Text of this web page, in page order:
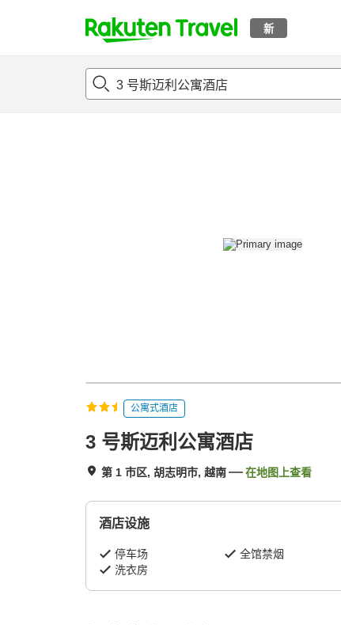
新
t
p
概况 客房及住宿套餐评论设施
公寓式酒店
3 号斯迈利公寓酒店
第 1 市区, 胡志明市, 越南 在地图上查看
酒店设施
停车场
全馆禁烟
洗衣房